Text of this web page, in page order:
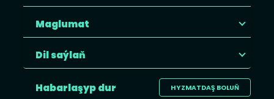
Maglumat
Dil saýlaň
HYZMATDAŞ BOLUŇ
Habarlaşyp dur